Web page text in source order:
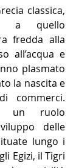
classica,
a quello
fredda alla
all’acqua e
plasmato
la nascita e
commerci.
un ruolo
delle
lungo i
Egizi, il Tigri